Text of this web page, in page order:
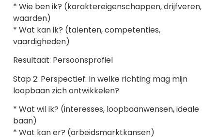
* Wie ben ik? (karaktereigenschappen, drijfveren,
waarden)
* Wat kan ik? (talenten, competenties,
vaardigheden)
Resultaat: Persoonsprofiel
Stap 2: Perspectief: In welke richting mag mijn
loopbaan zich ontwikkelen?
* Wat wil ik? (interesses, loopbaanwensen, ideale
baan)
* Wat kan er? (arbeidsmarktkansen)